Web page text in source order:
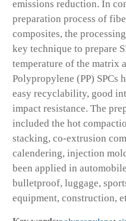
emissions reduction. In
preparation process of
composites, the
key technique to prepare
temperature of the matrix
Polypropylene (PP) SPCs
easy recyclability, good
impact resistance. The
included the hot
stacking, co-extrusion
calendering, injection
been applied in
bulletproof, luggage,
equipment, construction,